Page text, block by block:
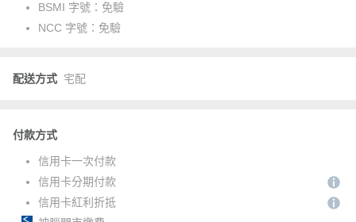
BSMI 字號： 免驗
NCC 字號： 免驗
配送方式 宅配
付款方式
信用卡一次付款
信用卡分期付款
信用卡紅利折抵